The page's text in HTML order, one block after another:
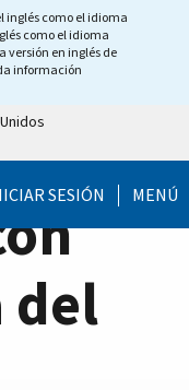
inglés como el idioma
como el idioma
versión en inglés de
información
SESIÓN MENÚ
del